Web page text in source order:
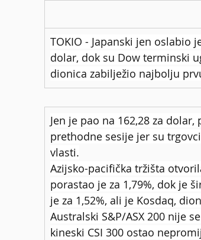
TOKIO - Japanski jen
dolar, dok su Dow terminski
dionica zabilježio najbolju
Jen je pao na 162,28 za
prethodne sesije jer su
vlasti.
Azijsko-pacifička tržišta
porastao je za 1,79%, dok je
je za 1,52%, ali je Kosdaq,
Australski S&P/ASX 200 nije
kineski CSI 300 ostao